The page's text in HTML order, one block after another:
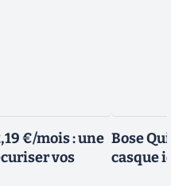
€/mois : une
vos
Bose
casque